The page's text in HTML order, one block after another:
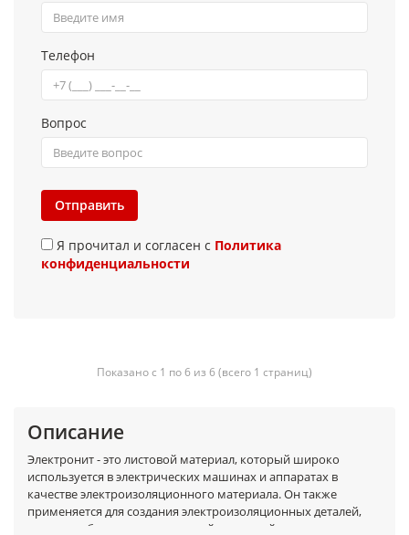
Телефон
Вопрос
Отправить
Я прочитал и согласен с Политика
конфиденциальности
Показано с 1 по 6 из 6 (всего 1 страниц)
Описание
Электронит - это листовой материал, который широко
используется в электрических машинах и аппаратах в
качестве электроизоляционного материала. Он также
применяется для создания электроизоляционных деталей,
которые обладают повышенной теплостойкостью и